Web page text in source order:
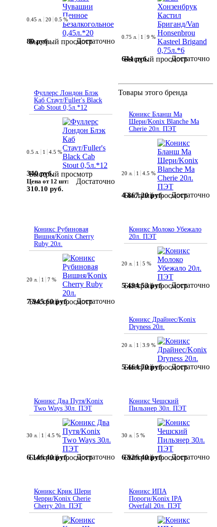
Быстрый просмотр
0.45 л. 20 0.5 %
80 руб. Достаточно
Быстрый просмотр
0.75 л. 1 9 %
644 руб. Достаточно
Фуллерс Лондон Блэк
Каб Стаут/Fuller's Black
Cab Stout 0,5л.*12
Быстрый просмотр
0.5 л. 1 4.5 %
340 руб.
Цена от 12 шт:
310.10 руб.
Достаточно
Товары этого бренда
Коникс Бланш Ма
Шери/Konix Blanche Ma
Cherie 20л. ПЭТ
Быстрый просмотр
20 л. 1 4.5 %
4 867.20 руб. Достаточно
Коникс Рубиновая
Вишня/Konix Cherry
Ruby 20л.
Быстрый просмотр
20 л. 1 7 %
7 945.60 руб. Достаточно
Коникс Молоко Убежало
20л. ПЭТ
Быстрый просмотр
20 л. 1 5 %
5 494.53 руб. Достаточно
Коникс Драйнес/Konix
Dryness 20л.
Быстрый просмотр
20 л. 1 3.9 %
5 464.70 руб. Достаточно
Коникс Два Путя/Konix
Two Ways 30л. ПЭТ
Быстрый просмотр
30 л. 1 4.5 %
6 146.40 руб. Достаточно
Коникс Чешский
Пильзнер 30л. ПЭТ
Быстрый просмотр
30 л. 5 %
6 926.40 руб. Достаточно
Коникс Крик Шери
Черри/Konix Cherie
Cherry 20л. ПЭТ
Коникс ИПА
Пороги/Konix IPA
Overfall 20л. ПЭТ